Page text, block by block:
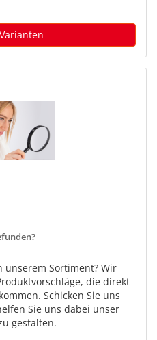
unserem Sortiment? Wir
die direkt
Schicken Sie uns
Sie uns dabei unser
gestalten.